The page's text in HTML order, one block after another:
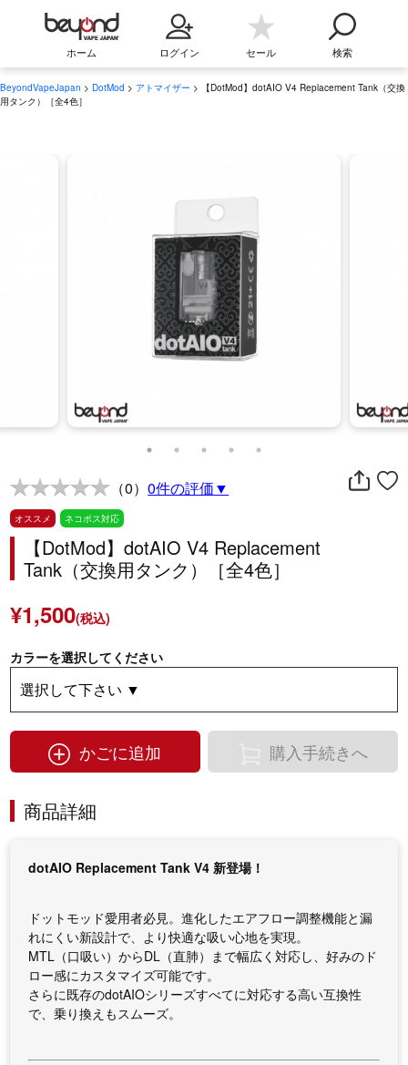
ホーム ログイン セール 検索
BeyondVapeJapan > DotMod > アトマイザー > 【DotMod】dotAIO V4 Replacement Tank（交換
用タンク）［全4色］
（0）0件の評価▼
オススメ ネコポス対応
【DotMod】dotAIO V4 Replacement
Tank（交換用タンク）［全4色］
¥1,500(税込)
カラーを選択してください
かごに追加 購入手続きへ
商品詳細
dotAIO Replacement Tank V4 新登場！
ドットモッド愛用者必見。進化したエアフロー調整機能と漏
れにくい新設計で、より快適な吸い心地を実現。
MTL（口吸い）からDL（直肺）まで幅広く対応し、好みのド
ロー感にカスタマイズ可能です。
さらに既存のdotAIOシリーズすべてに対応する高い互換性
で、乗り換えもスムーズ。